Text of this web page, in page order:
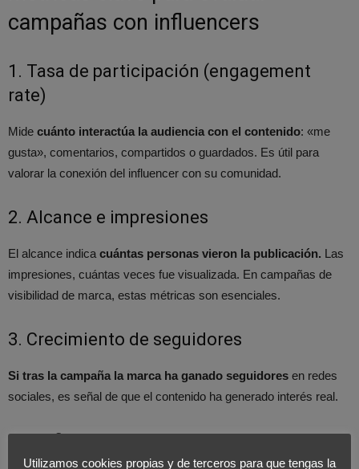
campañas con influencers
1. Tasa de participación (engagement
rate)
Mide cuánto interactúa la audiencia con el contenido: «me
gusta», comentarios, compartidos o guardados. Es útil para
valorar la conexión del influencer con su comunidad.
2. Alcance e impresiones
El alcance indica cuántas personas vieron la publicación. Las
impresiones, cuántas veces fue visualizada. En campañas de
visibilidad de marca, estas métricas son esenciales.
3. Crecimiento de seguidores
Si tras la campaña la marca ha ganado seguidores en redes
sociales, es señal de que el contenido ha generado interés real.
4. Tráfico al sitio web
Utilizamos cookies propias y de terceros para que tengas la